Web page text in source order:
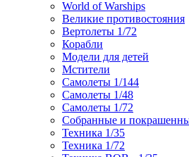
World of Warships
Великие противостояния
Вертолеты 1/72
Корабли
Модели для детей
Мстители
Самолеты 1/144
Самолеты 1/48
Самолеты 1/72
Собранные и
Техника 1/35
Техника 1/72